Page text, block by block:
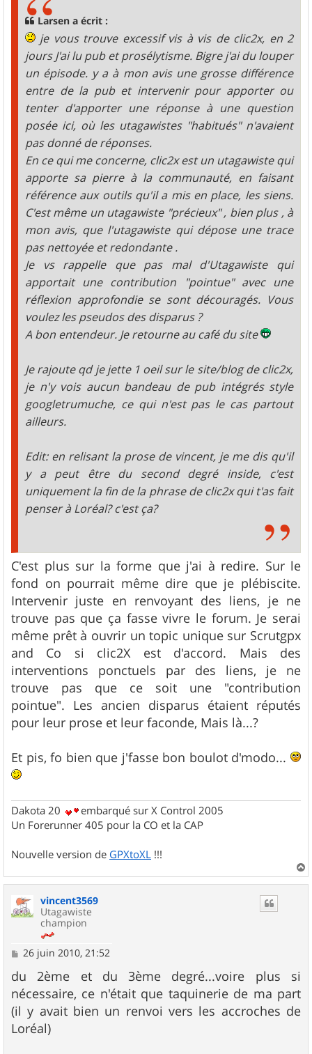
Larsen a écrit :
je vous trouve excessif vis à vis de clic2x, en 2
jours J'ai lu pub et prosélytisme. Bigre j'ai du louper
un épisode. y a à mon avis une grosse différence
entre de la pub et intervenir pour apporter ou
tenter d'apporter une réponse à une question
posée ici, où les utagawistes "habitués" n'avaient
pas donné de réponses.
En ce qui me concerne, clic2x est un utagawiste qui
apporte sa pierre à la communauté, en faisant
référence aux outils qu'il a mis en place, les siens.
C'est même un utagawiste "précieux" , bien plus , à
mon avis, que l'utagawiste qui dépose une trace
pas nettoyée et redondante .
Je vs rappelle que pas mal d'Utagawiste qui
apportait une contribution "pointue" avec une
réflexion approfondie se sont découragés. Vous
voulez les pseudos des disparus ?
A bon entendeur. Je retourne au café du site
Je rajoute qd je jette 1 oeil sur le site/blog de clic2x,
je n'y vois aucun bandeau de pub intégrés style
googletrumuche, ce qui n'est pas le cas partout
ailleurs.
Edit: en relisant la prose de vincent, je me dis qu'il
y a peut être du second degré inside, c'est
uniquement la fin de la phrase de clic2x qui t'as fait
penser à Loréal? c'est ça?
C'est plus sur la forme que j'ai à redire. Sur le
fond on pourrait même dire que je plébiscite.
Intervenir juste en renvoyant des liens, je ne
trouve pas que ça fasse vivre le forum. Je serai
même prêt à ouvrir un topic unique sur Scrutgpx
and Co si clic2X est d'accord. Mais des
interventions ponctuels par des liens, je ne
trouve pas que ce soit une "contribution
pointue". Les ancien disparus étaient réputés
pour leur prose et leur faconde, Mais là...?
Et pis, fo bien que j'fasse bon boulot d'modo...
Dakota 20
embarqué sur X Control 2005
Un Forerunner 405 pour la CO et la CAP
Nouvelle version de GPXtoXL !!!
a
vincent3569
Utagawiste
champion
M
s
s
a
g
e
26 juin 2010, 21:52
du 2ème et du 3ème degré...voire plus si
nécessaire, ce n'était que taquinerie de ma part
(il y avait bien un renvoi vers les accroches de
Loréal)